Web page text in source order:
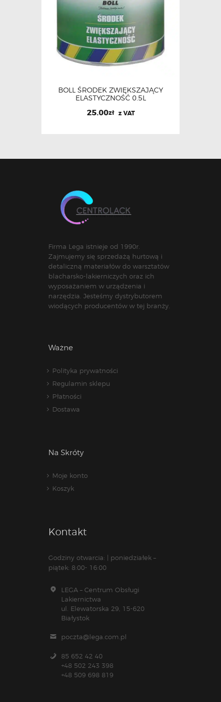
BOLL ŚRODEK ZWIĘKSZAJĄCY
ELASTYCZNOŚĆ 0.5L
25.00zł z VAT
Firma Lega istnieje od 1990r.
Zajmujemy się sprzedażą hurtową i
detaliczną materiałów do warsztatów
blacharsko-lakierniczych oraz ich
wyposażaniem w urządzenia i
narzędzia. Jesteśmy dystrybutorem
wiodących producentów w tej branży.
Ważne
Polityka prywatności
Regulamin sklepu
Płatności
Dostawa
Na Skróty
Moje konto
Koszyk
Kontakt
Godziny otwarcia: | poniedziałek –
piątek: 8:00- 16:00
LEGA – Centrum Obsługi
Lakiernictwa
ul. Elewatorska 29, 15-620
Białystok
poczta@lega.com.pl
85 652 42 40
+48 502 243 398
+48 509 698 819